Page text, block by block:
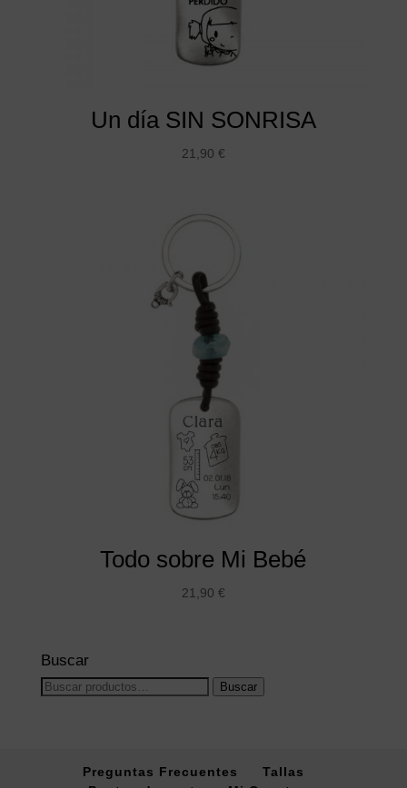
Un día SIN SONRISA
21,90 €
Todo sobre Mi Bebé
21,90 €
Buscar
Buscar
Buscar
Preguntas Frecuentes
Tallas